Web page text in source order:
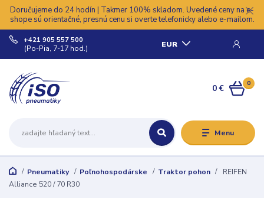
Doručujeme do 24 hodín | Takmer 100% skladom. Uvedené ceny na e-
shope sú orientačné, presnú cenu si overte telefonicky alebo e-mailom.
Menu
EUR
+421 905 557 500
(Po-Pia, 7-17 hod.)
0
0 €
Pneumatiky Poľnohospodárske Traktor pohon
REIFEN
Alliance 520 / 70 R30